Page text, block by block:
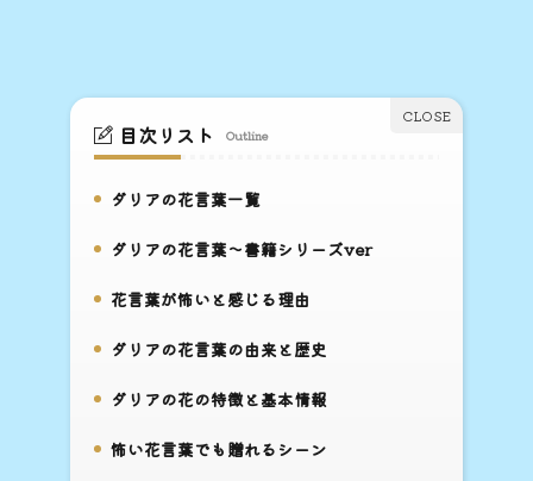
目次リスト Outline
1.ダリアの花言葉一覧
2.ダリアの花言葉～書籍シリーズver
3.花言葉が怖いと感じる理由
4.ダリアの花言葉の由来と歴史
5.ダリアの花の特徴と基本情報
6.
怖い花言葉でも贈れるシーン